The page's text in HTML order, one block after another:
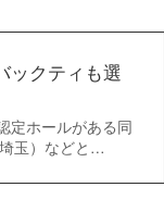
ックティも選
定ホールがある同
玉）などと…